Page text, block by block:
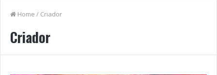
Home / Criador
Criador